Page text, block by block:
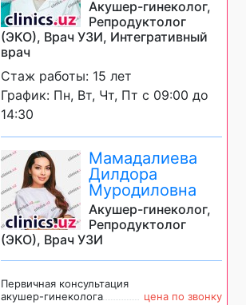
Акушер-гинеколог,
Репродуктолог
(ЭКО), Врач УЗИ, Интегративный
врач
Стаж работы: 15 лет
График: Пн, Вт, Чт, Пт с 09:00 до
14:30
Мамадалиева
Дилдора
Муродиловна
Акушер-гинеколог,
Репродуктолог
(ЭКО), Врач УЗИ
Первичная консультация
акушер-гинеколога
цена по звонку